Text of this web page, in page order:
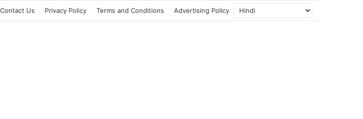
Contact Us Privacy Policy Terms and Conditions Advertising Policy